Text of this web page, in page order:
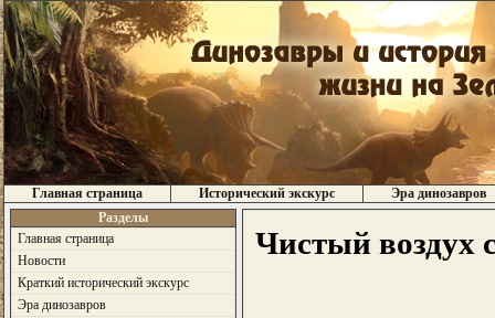
Главная страница Исторический экскурс
Эра динозавров
Разделы
Главная страница
Новости
Краткий исторический экскурс
Эра динозавров
Чистый воздух